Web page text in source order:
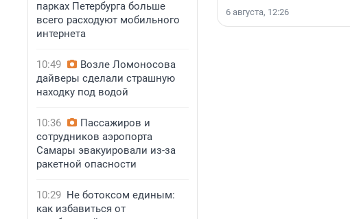
парках Петербурга больше
всего расходуют мобильного
интернета
10:49
Возле Ломоносова
дайверы сделали страшную
находку под водой
10:36
Пассажиров и
сотрудников аэропорта
Самары эвакуировали из-за
ракетной опасности
10:29 Не ботоксом единым:
как избавиться от
6 августа, 12:26